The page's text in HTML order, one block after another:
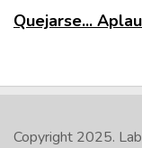
Quejarse...
Copyright 2025.